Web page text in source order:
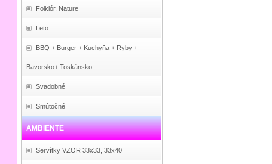
Folklór, Nature
Leto
BBQ + Burger + Kuchyňa + Ryby +
Bavorsko+ Toskánsko
Svadobné
Smútočné
AMBIENTE
Servítky VZOR 33x33, 33x40